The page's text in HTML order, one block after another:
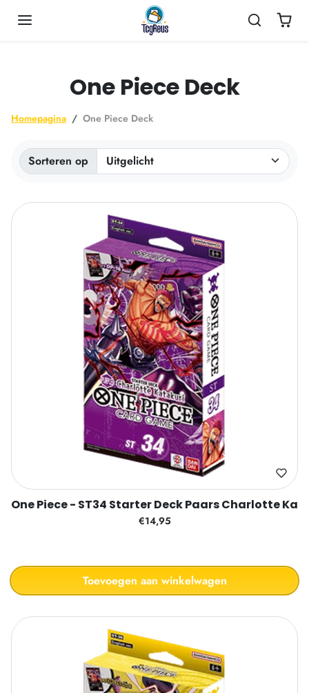
One Piece Deck
Homepagina One Piece Deck
Sorteren op
One Piece - ST34 Starter Deck Paars Charlotte
€14,95
Toevoegen aan winkelwagen